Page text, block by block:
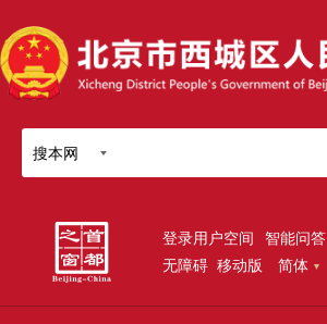
搜本网
登录用户空间 智能问答
无障碍 移动版 简体